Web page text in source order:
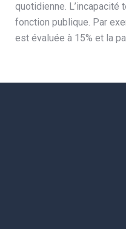
quotidienne.
fonction publique. Par
est évaluée à 15% et la